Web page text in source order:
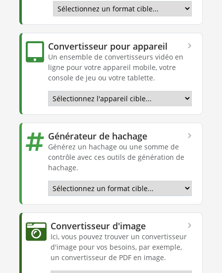
Convertisseur pour appareil
Un ensemble de convertisseurs vidéo en
ligne pour votre appareil mobile, votre
console de jeu ou votre tablette.
Générateur de hachage
Générez un hachage ou une somme de
contrôle avec ces outils de génération de
hachage.
Convertisseur d'image
Ici, vous pouvez trouver un convertisseur
d'image pour vos besoins, par exemple,
un convertisseur de PDF en image.